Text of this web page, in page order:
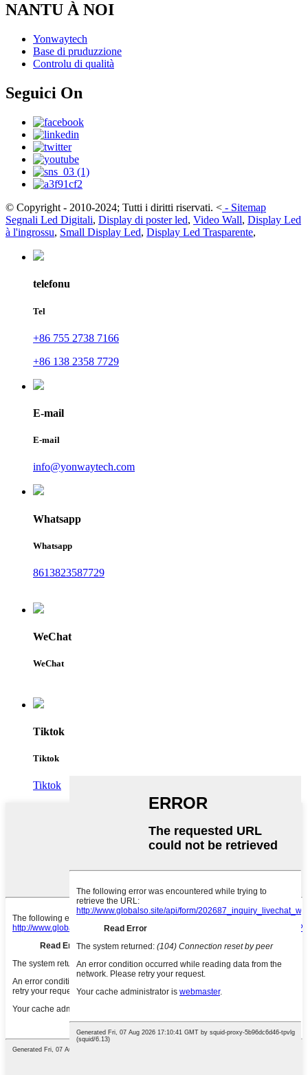
NANTU À NOI
Yonwaytech
Base di pruduzzione
Controlu di qualità
Seguici On
© Copyright - 2010-2024; Tutti i diritti riservati. < - Sitemap
Segnali Led Digitali, Display di poster led, Video Wall, Display Led
à l'ingrossu, Small Display Led, Display Led Trasparente,
telefonu
Tel
+86 755 2738 7166
+86 138 2358 7729
E-mail
E-mail
info@yonwaytech.com
Whatsapp
Whatsapp
8613823587729
WeChat
WeChat
Tiktok
Tiktok
Tiktok